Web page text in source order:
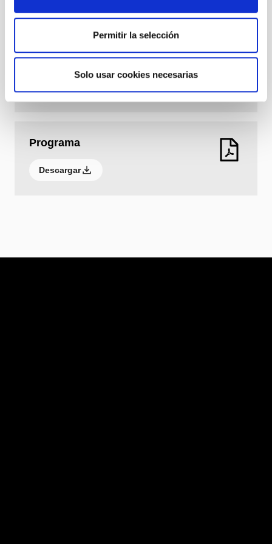
Permitir la selección
Solo usar cookies necesarias
Edad recomendada
Programa
Programa
Descargar